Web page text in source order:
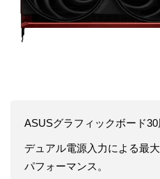
ASUSグラフィックボード30
デュアル電源入力による最
パフォーマンス。